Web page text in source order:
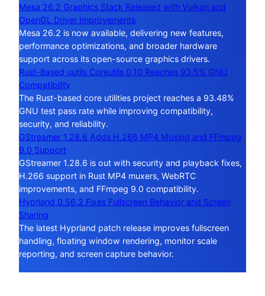
Mesa 26.2 Graphics Stack Released with Vulkan and
OpenGL Driver Improvements
Mesa 26.2 is now available, delivering new features,
performance optimizations, and broader hardware
support across its open-source graphics drivers.
Rust-Based uutils Coreutils 0.10 Reaches 93.5% GNU
Compatibility
The Rust-based core utilities project reaches a 93.48%
GNU test pass rate while improving compatibility,
security, and reliability.
GStreamer 1.28.6 Adds H.266 MP4 Muxing and FFmpeg
9.0 Support
GStreamer 1.28.6 is out with security and playback fixes,
H.266 support in Rust MP4 muxers, WebRTC
improvements, and FFmpeg 9.0 compatibility.
Hyprland 0.56.2 Fixes Fullscreen Behavior and Screen
Sharing
The latest Hyprland patch release improves fullscreen
handling, floating window rendering, monitor scale
reporting, and screen capture behavior.